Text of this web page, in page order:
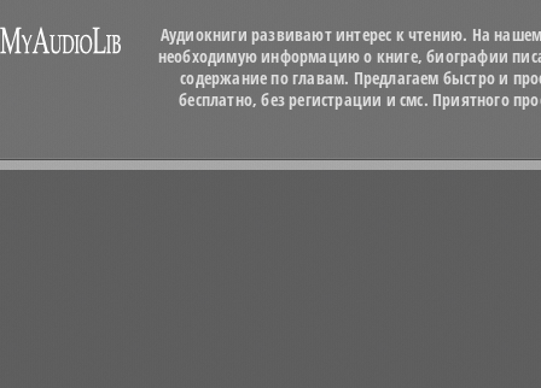
Аудиокниги развивают интерес к чтению. На
необходимую информацию о книге, биографии
содержание по главам. Предлагаем быстро и
бесплатно, без регистрации и смс. Приятного